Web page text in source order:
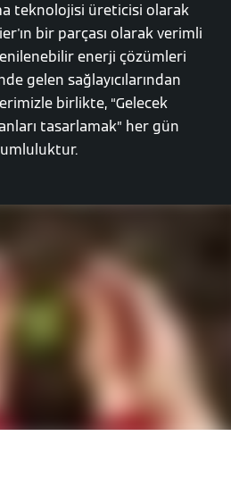
teknolojisi üreticisi olarak
bir parçası olarak verimli
enerji çözümleri
gelen sağlayıcılarından
birlikte, “Gelecek
tasarlamak” her gün